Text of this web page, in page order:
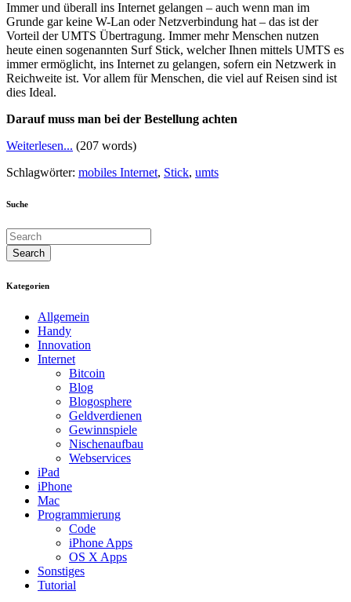
Immer und überall ins Internet gelangen – auch wenn man im
Grunde gar keine W-Lan oder Netzverbindung hat – das ist der
Vorteil der UMTS Übertragung. Immer mehr Menschen nutzen
heute einen sogenannten Surf Stick, welcher Ihnen mittels UMTS es
immer ermöglicht, ins Internet zu gelangen, sofern ein Netzwerk in
Reichweite ist. Vor allem für Menschen, die viel auf Reisen sind ist
dies Ideal.
Darauf muss man bei der Bestellung achten
Weiterlesen... (207 words)
Schlagwörter: mobiles Internet, Stick, umts
Suche
Kategorien
Allgemein
Handy
Innovation
Internet
Bitcoin
Blog
Blogosphere
Geldverdienen
Gewinnspiele
Nischenaufbau
Webservices
iPad
iPhone
Mac
Programmierung
Code
iPhone Apps
OS X Apps
Sonstiges
Tutorial